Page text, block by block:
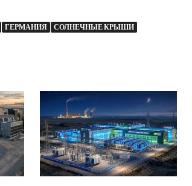
ГЕРМАНИЯ СОЛНЕЧНЫЕ КРЫШИ